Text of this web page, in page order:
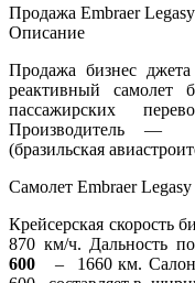
Продажа Embraer
Описание
Продажа бизнес джета
реактивный самолет
пассажирских
Производитель —
(бразильская
Самолет Embraer
Крейсерская скорость
870 км/ч. Дальность
600 – 1660 км. Салон